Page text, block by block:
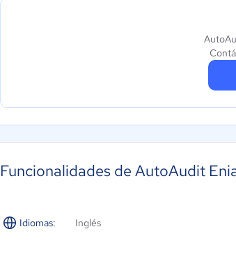
Funcionalidades de AutoAudit
Idiomas: Inglés